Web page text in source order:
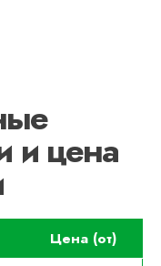
и цена
Цена (от)